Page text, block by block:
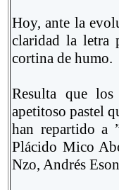
Hoy, ante la
claridad la letra
cortina de humo.
Resulta que
apetitoso pastel
han repartido a
Plácido Mico
Nzo, Andrés